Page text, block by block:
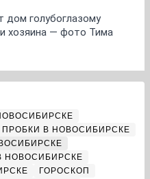
дом голубоглазому
хозяина — фото Тима
ПРОБКИ В НОВОСИБИРСКЕ
НОВОСИБИРСКЕ
ГОРОСКОП